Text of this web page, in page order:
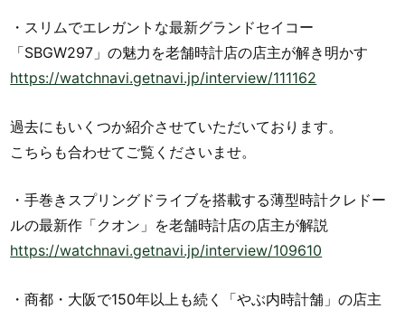
・スリムでエレガントな最新グランドセイコー
「SBGW297」の魅力を老舗時計店の店主が解き明かす
https://watchnavi.getnavi.jp/interview/111162
過去にもいくつか紹介させていただいております。
こちらも合わせてご覧くださいませ。
・手巻きスプリングドライブを搭載する薄型時計クレドー
ルの最新作「クオン」を老舗時計店の店主が解説
https://watchnavi.getnavi.jp/interview/109610
・商都・大阪で150年以上も続く「やぶ内時計舗」の店主